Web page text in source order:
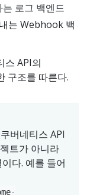
로그 백엔드
는 Webhook 백
스 API의
구조를 따른다.
버네티스 API
트가 아니라
다. 예를 들어